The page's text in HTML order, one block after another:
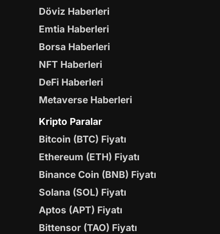
Döviz Haberleri
Emtia Haberleri
Borsa Haberleri
NFT Haberleri
DeFi Haberleri
Metaverse Haberleri
Kripto Paralar
Bitcoin (BTC) Fiyatı
Ethereum (ETH) Fiyatı
Binance Coin (BNB) Fiyatı
Solana (SOL) Fiyatı
Aptos (APT) Fiyatı
Bittensor (TAO) Fiyatı